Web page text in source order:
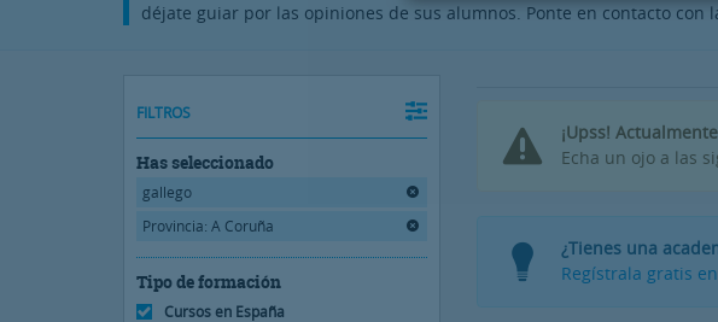
déjate guiar por las opiniones de sus alumnos. Ponte en contacto con
FILTROS
Has seleccionado
gallego
Provincia: A Coruña
Tipo de formación
Cursos en España
¡Upss!
Echa un ojo a las
¿Tienes una
Regístrala gratis